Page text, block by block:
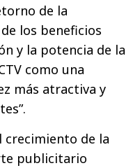
de la
los beneficios
y la potencia de la
como una
más atractiva y
crecimiento de la
publicitario